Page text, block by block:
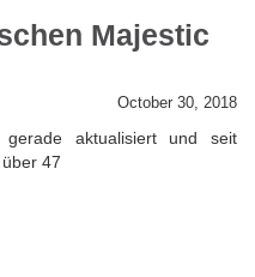
Majestic
October 30, 2018
aktualisiert und seit
47